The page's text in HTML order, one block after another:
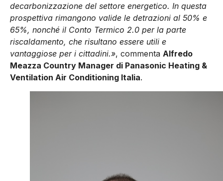
decarbonizzazione del settore energetico. In questa
prospettiva rimangono valide le detrazioni al 50% e
65%, nonché il Conto Termico 2.0 per la parte
riscaldamento, che risultano essere utili e
vantaggiose per i cittadini.», commenta Alfredo
Meazza Country Manager di Panasonic Heating &
Ventilation Air Conditioning Italia.